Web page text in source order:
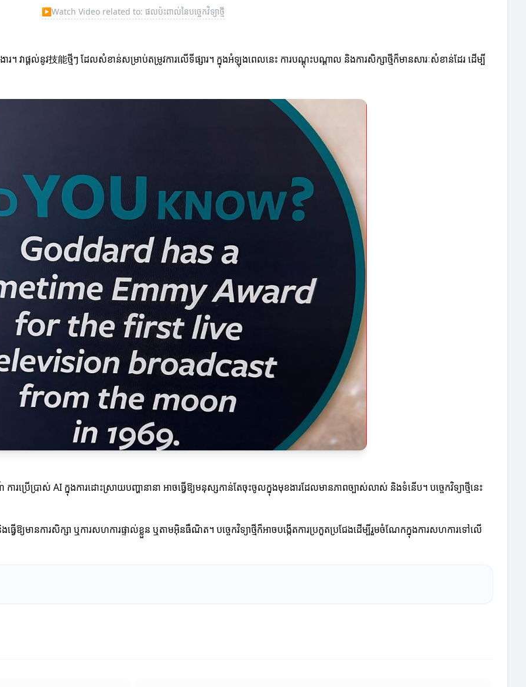
▶Watch Video related to: ផលប៉ះពាល់នៃបច្ចេកវិទ្យាថ្មី
រងារ។ វាផ្តល់នូវ技能ថ្មីៗ ដែលសំខាន់សម្រាប់តម្រូវការលើទីផ្សារ។ ក្នុងអំឡុងពេលនេះ ការបណ្តុះបណ្តាល និងការសិក្សាថ្មីក៏មានសារៈសំខាន់ដែរ ដើម្បី
ណ៍ ការប្រើប្រាស់ AI ក្នុងការដោះស្រាយបញ្ហានានា អាចធ្វើឱ្យមនុស្សកាន់តែចុះចូលក្នុងមុខងារដែលមានភាពច្បាស់លាស់ និងទំនើប។ បច្ចេកវិទ្យាថ្មីនេះ
ងធ្វើឱ្យមានការសិក្សា ឬការសហការផ្ទាល់ខ្លួន ឬតាមអ៊ិនធឺណិត។ បច្ចេកវិទ្យាថ្មីក៏អាចបង្កើតការប្រកួតប្រជែងដើម្បីរួមចំណែកក្នុងការសហការទៅលើ